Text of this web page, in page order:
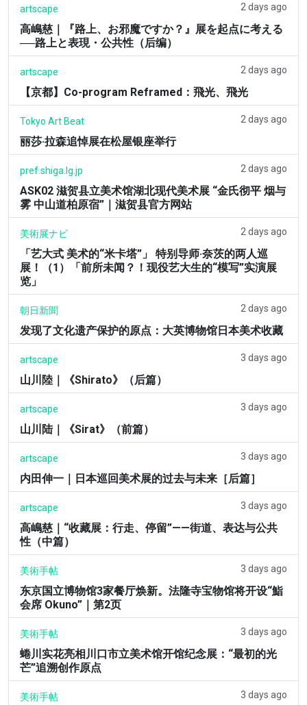
artscape 2 days ago
高嶋慈｜『路上、お邪魔ですか？』展を起点に考える
──路上と表現・公共性（后编）
artscape 2 days ago
【京都】Co-program Reframed：飛光、飛光
Tokyo Art Beat 2 days ago
丽莎·拉森追悼展在松屋银座举行
pref.shiga.lg.jp 2 days ago
ASK02 滋贺县立美术馆湖北现代美术展 “金氏彻平 烟与
雾 中山道柏原宿”｜滋贺县官方网站
美術展ナビ 2 days ago
「艺大式 美术的“米卡塔”」 特别导师·奈茨的两人巡
展！（1）「前所未闻？！现役艺大生的“模写”实演展
览」
朝日新聞 2 days ago
发现了文化遗产保护的原点：大英博物馆日本美术收藏
artscape 3 days ago
山川陸｜《Shirato》（后篇）
artscape 3 days ago
山川陆｜《Sirat》（前篇）
artscape 3 days ago
内田伸一｜日本巡回美术展的过去与未来［后篇］
artscape 3 days ago
高嶋慈｜“收藏展：行走、停留”——街道、表达与公共
性（中篇）
美術手帖 3 days ago
东京国立博物馆3家餐厅焕新。法隆寺宝物馆将开设“鮨
会席 Okuno”｜第2页
美術手帖 3 days ago
蜷川实花亮相川口市立美术馆开馆纪念展：“最初的光
芒”追溯创作原点
美術手帖 3 days ago